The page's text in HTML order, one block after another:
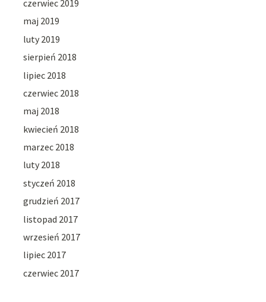
czerwiec 2019
maj 2019
luty 2019
sierpień 2018
lipiec 2018
czerwiec 2018
maj 2018
kwiecień 2018
marzec 2018
luty 2018
styczeń 2018
grudzień 2017
listopad 2017
wrzesień 2017
lipiec 2017
czerwiec 2017